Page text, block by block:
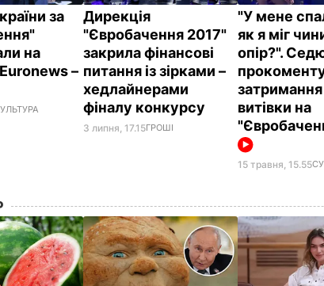
за
на
–
Дирекція
"Євробачення 2017"
закрила фінансові
питання із зірками –
хедлайнерами
фіналу конкурсу
3 липня, 17.15ГРОШІ
"У мене
як я міг
опір?".
затримання
витівки на
15 травня, 15.55